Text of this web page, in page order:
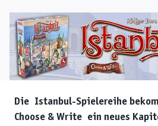
Die Istanbul-Spielereihe
Choose & Write ein neues